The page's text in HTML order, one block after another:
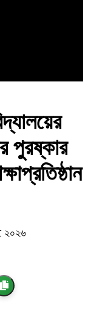
পুরষ্কার
২০২৬